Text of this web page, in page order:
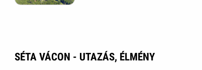
SÉTA VÁCON - UTAZÁS, ÉLMÉNY